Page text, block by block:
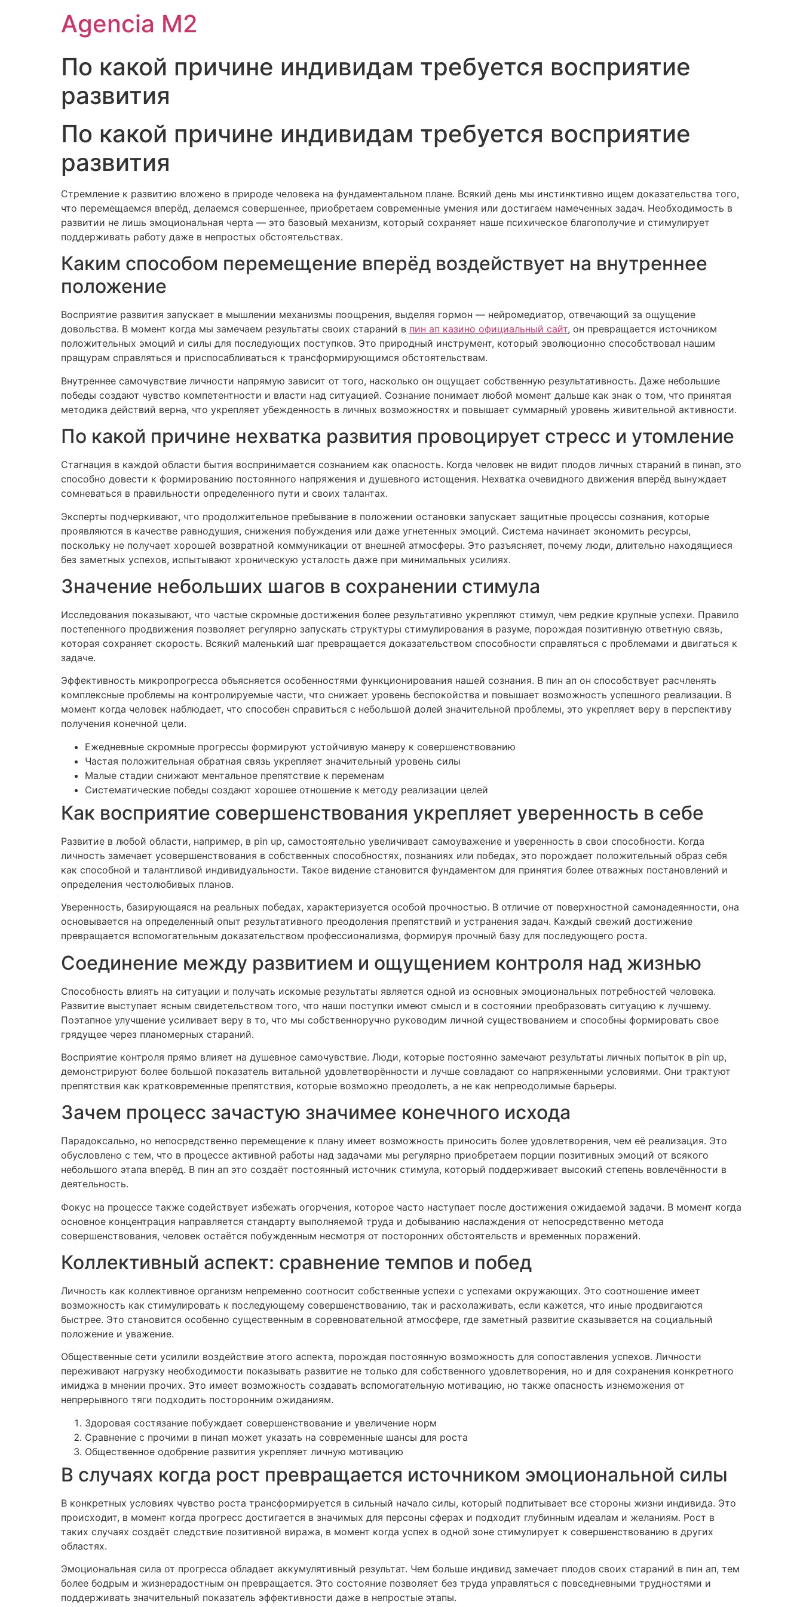
Agencia M2
По какой причине индивидам требуется восприятие
развития
По какой причине индивидам требуется восприятие
развития
Стремление к развитию вложено в природе человека на фундаментальном плане. Всякий день мы инстинктивно ищем доказательства того,
что перемещаемся вперёд, делаемся совершеннее, приобретаем современные умения или достигаем намеченных задач. Необходимость в
развитии не лишь эмоциональная черта — это базовый механизм, который сохраняет наше психическое благополучие и стимулирует
поддерживать работу даже в непростых обстоятельствах.
Каким способом перемещение вперёд воздействует на внутреннее
положение
Восприятие развития запускает в мышлении механизмы поощрения, выделяя гормон — нейромедиатор, отвечающий за ощущение
довольства. В момент когда мы замечаем результаты своих стараний в пин ап казино официальный сайт, он превращается источником
положительных эмоций и силы для последующих поступков. Это природный инструмент, который эволюционно способствовал нашим
пращурам справляться и приспосабливаться к трансформирующимся обстоятельствам.
Внутреннее самочувствие личности напрямую зависит от того, насколько он ощущает собственную результативность. Даже небольшие
победы создают чувство компетентности и власти над ситуацией. Сознание понимает любой момент дальше как знак о том, что принятая
методика действий верна, что укрепляет убежденность в личных возможностях и повышает суммарный уровень живительной активности.
По какой причине нехватка развития провоцирует стресс и утомление
Стагнация в каждой области бытия воспринимается сознанием как опасность. Когда человек не видит плодов личных стараний в пинап, это
способно довести к формированию постоянного напряжения и душевного истощения. Нехватка очевидного движения вперёд вынуждает
сомневаться в правильности определенного пути и своих талантах.
Эксперты подчеркивают, что продолжительное пребывание в положении остановки запускает защитные процессы сознания, которые
проявляются в качестве равнодушия, снижения побуждения или даже угнетенных эмоций. Система начинает экономить ресурсы,
поскольку не получает хорошей возвратной коммуникации от внешней атмосферы. Это разъясняет, почему люди, длительно находящиеся
без заметных успехов, испытывают хроническую усталость даже при минимальных усилиях.
Значение небольших шагов в сохранении стимула
Исследования показывают, что частые скромные достижения более результативно укрепляют стимул, чем редкие крупные успехи. Правило
постепенного продвижения позволяет регулярно запускать структуры стимулирования в разуме, порождая позитивную ответную связь,
которая сохраняет скорость. Всякий маленький шаг превращается доказательством способности справляться с проблемами и двигаться к
задаче.
Эффективность микропрогресса объясняется особенностями функционирования нашей сознания. В пин ап он способствует расчленять
комплексные проблемы на контролируемые части, что снижает уровень беспокойства и повышает возможность успешного реализации. В
момент когда человек наблюдает, что способен справиться с небольшой долей значительной проблемы, это укрепляет веру в перспективу
получения конечной цели.
Ежедневные скромные прогрессы формируют устойчивую манеру к совершенствованию
Частая положительная обратная связь укрепляет значительный уровень силы
Малые стадии снижают ментальное препятствие к переменам
Систематические победы создают хорошее отношение к методу реализации целей
Как восприятие совершенствования укрепляет уверенность в себе
Развитие в любой области, например, в pin up, самостоятельно увеличивает самоуважение и уверенность в свои способности. Когда
личность замечает усовершенствования в собственных способностях, познаниях или победах, это порождает положительный образ себя
как способной и талантливой индивидуальности. Такое видение становится фундаментом для принятия более отважных постановлений и
определения честолюбивых планов.
Уверенность, базирующаяся на реальных победах, характеризуется особой прочностью. В отличие от поверхностной самонадеянности, она
основывается на определенный опыт результативного преодоления препятствий и устранения задач. Каждый свежий достижение
превращается вспомогательным доказательством профессионализма, формируя прочный базу для последующего роста.
Соединение между развитием и ощущением контроля над жизнью
Способность влиять на ситуации и получать искомые результаты является одной из основных эмоциональных потребностей человека.
Развитие выступает ясным свидетельством того, что наши поступки имеют смысл и в состоянии преобразовать ситуацию к лучшему.
Поэтапное улучшение усиливает веру в то, что мы собственноручно руководим личной существованием и способны формировать свое
грядущее через планомерных стараний.
Восприятие контроля прямо влияет на душевное самочувствие. Люди, которые постоянно замечают результаты личных попыток в pin up,
демонстрируют более большой показатель витальной удовлетворённости и лучше совладают со напряженными условиями. Они трактуют
препятствия как кратковременные препятствия, которые возможно преодолеть, а не как непреодолимые барьеры.
Зачем процесс зачастую значимее конечного исхода
Парадоксально, но непосредственно перемещение к плану имеет возможность приносить более удовлетворения, чем её реализация. Это
обусловлено с тем, что в процессе активной работы над задачами мы регулярно приобретаем порции позитивных эмоций от всякого
небольшого этапа вперёд. В пин ап это создаёт постоянный источник стимула, который поддерживает высокий степень вовлечённости в
деятельность.
Фокус на процессе также содействует избежать огорчения, которое часто наступает после достижения ожидаемой задачи. В момент когда
основное концентрация направляется стандарту выполняемой труда и добыванию наслаждения от непосредственно метода
совершенствования, человек остаётся побужденным несмотря от посторонних обстоятельств и временных поражений.
Коллективный аспект: сравнение темпов и побед
Личность как коллективное организм непременно соотносит собственные успехи с успехами окружающих. Это соотношение имеет
возможность как стимулировать к последующему совершенствованию, так и расхолаживать, если кажется, что иные продвигаются
быстрее. Это становится особенно существенным в соревновательной атмосфере, где заметный развитие сказывается на социальный
положение и уважение.
Общественные сети усилили воздействие этого аспекта, порождая постоянную возможность для сопоставления успехов. Личности
переживают нагрузку необходимости показывать развитие не только для собственного удовлетворения, но и для сохранения конкретного
имиджа в мнении прочих. Это имеет возможность создавать вспомогательную мотивацию, но также опасность изнеможения от
непрерывного тяги подходить посторонним ожиданиям.
Здоровая состязание побуждает совершенствование и увеличение норм
Сравнение с прочими в пинап может указать на современные шансы для роста
Общественное одобрение развития укрепляет личную мотивацию
В случаях когда рост превращается источником эмоциональной силы
В конкретных условиях чувство роста трансформируется в сильный начало силы, который подпитывает все стороны жизни индивида. Это
происходит, в момент когда прогресс достигается в значимых для персоны сферах и подходит глубинным идеалам и желаниям. Рост в
таких случаях создаёт следствие позитивной виража, в момент когда успех в одной зоне стимулирует к совершенствованию в других
областях.
Эмоциональная сила от прогресса обладает аккумулятивный результат. Чем больше индивид замечает плодов своих стараний в пин ап, тем
более бодрым и жизнерадостным он превращается. Это состояние позволяет без труда управляться с повседневными трудностями и
поддерживать значительный показатель эффективности даже в непростые этапы.